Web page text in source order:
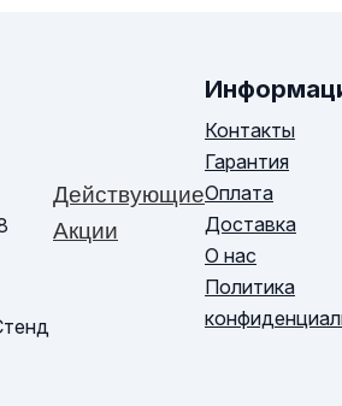
Действующие
Акции
Контакты
Гарантия
Оплата
Доставка
О нас
Политика